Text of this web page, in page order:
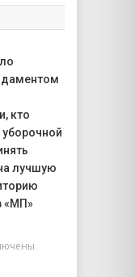
кто
уборочной
лучшую
«МП»